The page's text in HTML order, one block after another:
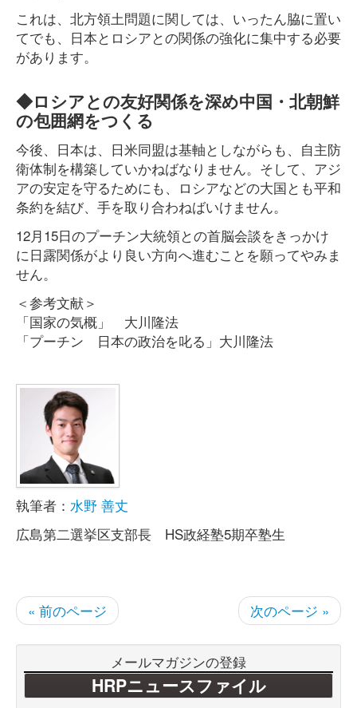
これは、北方領土問題に関しては、いったん脇に置い
てでも、日本とロシアとの関係の強化に集中する必要
があります。
◆ロシアとの友好関係を深め中国・北朝鮮
の包囲網をつくる
今後、日本は、日米同盟は基軸としながらも、自主防
衛体制を構築していかねばなりません。そして、アジ
アの安定を守るためにも、ロシアなどの大国とも平和
条約を結び、手を取り合わねばいけません。
12月15日のプーチン大統領との首脳会談をきっかけ
に日露関係がより良い方向へ進むことを願ってやみま
せん。
＜参考文献＞
「国家の気概」 大川隆法
「プーチン 日本の政治を叱る」大川隆法
執筆者： 水野 善丈
広島第二選挙区支部長 HS政経塾5期卒塾生
« 前のページ 次のページ »
メールマガジンの登録
HRPニュースファイル